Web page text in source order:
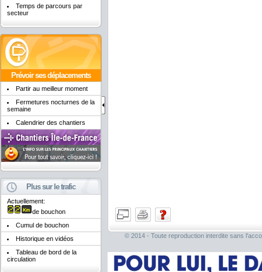
Temps de parcours par
secteur
Prévoir ses déplacements
Partir au meilleur moment
Fermetures nocturnes de la
semaine
Calendrier des chantiers
Plus sur le trafic
Actuellement:
de bouchon
Cumul de bouchon
Historique en vidéos
Tableau de bord de la
circulation
© 2014 - Toute reproduction interdite sans